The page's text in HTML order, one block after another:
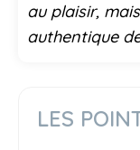
au plaisir,
authentique
LES